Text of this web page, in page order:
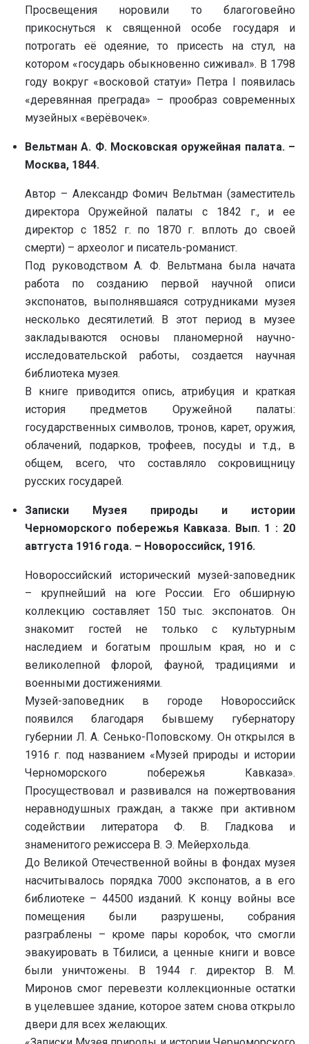
Просвещения норовили то благоговейно
прикоснуться к священной особе государя и
потрогать её одеяние, то присесть на стул, на
котором «государь обыкновенно сиживал». В 1798
году вокруг «восковой статуи» Петра I появилась
«деревянная преграда» – прообраз современных
музейных «верёвочек».
Вельтман А. Ф. Московская оружейная палата. –
Москва, 1844.
Автор – Александр Фомич Вельтман (заместитель
директора Оружейной палаты с 1842 г., и ее
директор с 1852 г. по 1870 г. вплоть до своей
смерти) – археолог и писатель-романист.
Под руководством А. Ф. Вельтмана была начата
работа по созданию первой научной описи
экспонатов, выполнявшаяся сотрудниками музея
несколько десятилетий. В этот период в музее
закладываются основы планомерной научно-
исследовательской работы, создается научная
библиотека музея.
В книге приводится опись, атрибуция и краткая
история предметов Оружейной палаты:
государственных символов, тронов, карет, оружия,
облачений, подарков, трофеев, посуды и т.д., в
общем, всего, что составляло сокровищницу
русских государей.
Записки Музея природы и истории
Черноморского побережья Кавказа. Вып. 1 : 20
автгуста 1916 года. – Новороссийск, 1916.
Новороссийский исторический музей-заповедник
– крупнейший на юге России. Его обширную
коллекцию составляет 150 тыс. экспонатов. Он
знакомит гостей не только с культурным
наследием и богатым прошлым края, но и с
великолепной флорой, фауной, традициями и
военными достижениями.
Музей-заповедник в городе Новороссийск
появился благодаря бывшему губернатору
губернии Л. А. Сенько-Поповскому. Он открылся в
1916 г. под названием «Музей природы и истории
Черноморского побережья Кавказа».
Просуществовал и развивался на пожертвования
неравнодушных граждан, а также при активном
содействии литератора Ф. В. Гладкова и
знаменитого режиссера В. Э. Мейерхольда.
До Великой Отечественной войны в фондах музея
насчитывалось порядка 7000 экспонатов, а в его
библиотеке – 44500 изданий. К концу войны все
помещения были разрушены, собрания
разграблены – кроме пары коробок, что смогли
эвакуировать в Тбилиси, а ценные книги и вовсе
были уничтожены. В 1944 г. директор В. М.
Миронов смог перевезти коллекционные остатки
в уцелевшее здание, которое затем снова открыло
двери для всех желающих.